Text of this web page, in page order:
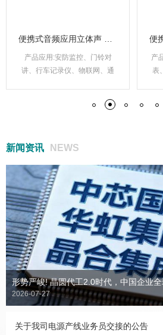
便携式音频应用立体声 CODEC
产品应用:安防监控、门铃对
讲、行车记录仪、物联网、通
产
表
高性能 48 通道互电容多点触摸屏控制芯片
产品应用：触摸屏、触摸板、
平板等产品
产
32 位高性能 BLDC 电机控制芯片
32 位高性能 BLDC 电机控制芯
片
USB镍氢/镍镉充电IC
产品应用：电子玩具USB充电
器等
产
数字温度计芯片
产品应用：CMOS数字体温
计，有报警、自动关机、带记
忆功能，测量精度±0.1℃。
产
新闻资讯 NEWS
形势严峻! 晶圆代工2.0时代，中国企业
2026-07-27
关于我司电源产线业务员交接的公告